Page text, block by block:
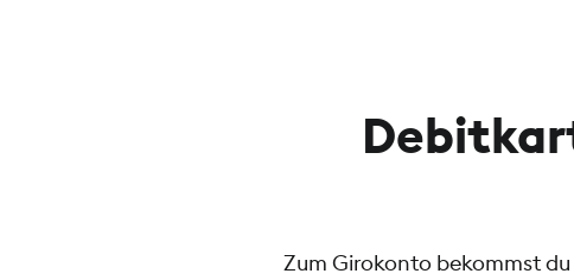
Zum Girokonto bekommst